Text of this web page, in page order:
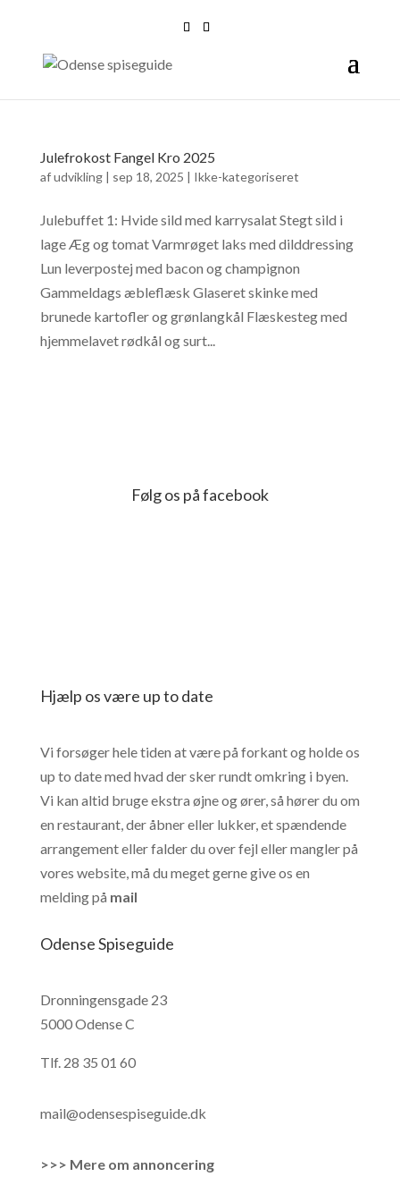
Julefrokost Fangel Kro 2025
afudvikling| sep 18, 2025 | Ikke-kategoriseret
Julebuffet 1: Hvide sild med karrysalat Stegt sild i
lage Æg og tomat Varmrøget laks med dilddressing
Lun leverpostej med bacon og champignon
Gammeldags æbleflæsk Glaseret skinke med
brunede kartofler og grønlangkål Flæskesteg med
hjemmelavet rødkål og surt...
Følg os på facebook
Hjælp os være up to date
Vi forsøger hele tiden at være på forkant og holde os
up to date med hvad der sker rundt omkring i byen.
Vi kan altid bruge ekstra øjne og ører, så hører du om
en restaurant, der åbner eller lukker, et spændende
arrangement eller falder du over fejl eller mangler på
vores website, må du meget gerne give os en
melding på mail
Odense Spiseguide
Dronningensgade 23
5000 Odense C
Tlf. 28 35 01 60
mail@odensespiseguide.dk
>>> Mere om annoncering